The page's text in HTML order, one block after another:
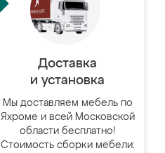
Доставка
и установка
Мы доставляем мебель по
Яхроме и всей Московской
области бесплатно!
Стоимость сборки мебели: